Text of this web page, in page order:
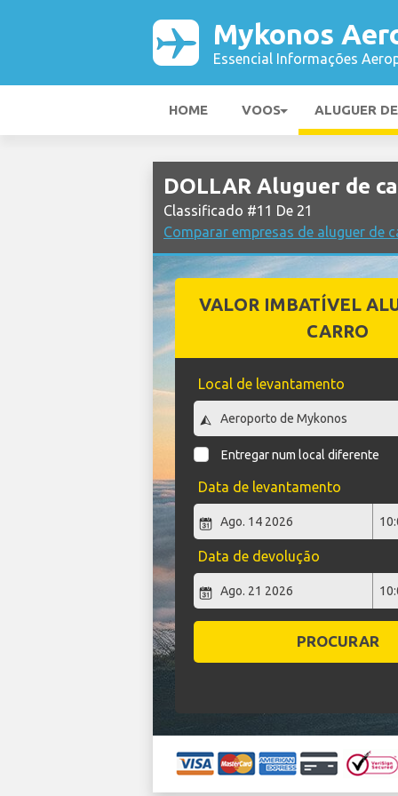
Mykonos
Essencial Informações
HOME VOOS ALUGUER
DOLLAR Aluguer de
Classificado #11 De 21
Comparar empresas de aluguer de
VALOR IMBATÍVEL
CARRO
Local de levantamento
Entregar num local diferente
Data de levantamento
Data de devolução
PROCURAR